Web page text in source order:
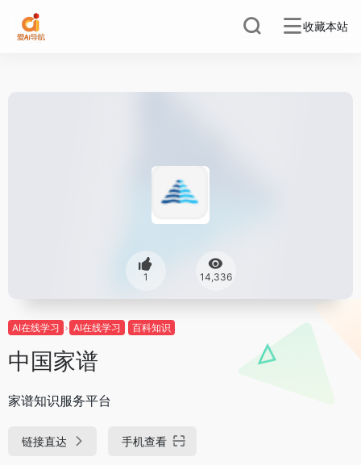
收藏本站
1 14,336
AI在线学习 AI在线学习 百科知识
中国家谱
家谱知识服务平台
链接直达 手机查看